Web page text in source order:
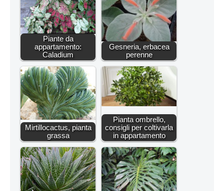
Piante da
appartamento:
Caladium
Gesneria, erbacea
perenne
Mirtillocactus, pianta
grassa
Pianta ombrello,
consigli per coltivarla
in appartamento